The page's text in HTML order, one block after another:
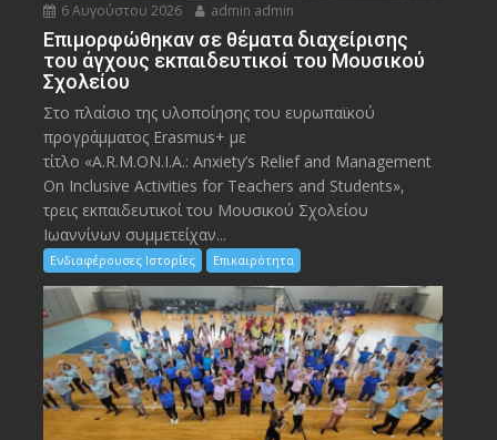
6 Αυγούστου 2026 admin admin
Eπιμορφώθηκαν σε θέματα διαχείρισης
του άγχους εκπαιδευτικοί του Μουσικού
Σχολείου
Στο πλαίσιο της υλοποίησης του ευρωπαϊκού
προγράμματος Erasmus+ με
τίτλο «A.R.M.ON.I.A.: Anxiety’s Relief and Management
On Inclusive Activities for Teachers and Students»,
τρεις εκπαιδευτικοί του Μουσικού Σχολείου
Ιωαννίνων συμμετείχαν...
Ενδιαφέρουσες Ιστορίες Επικαιρότητα